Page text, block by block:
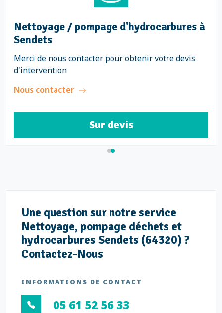
Nettoyage / pompage d'hydrocarbures à
Sendets
Merci de nous contacter pour obtenir votre devis
d'intervention
Nous contacter
Sur devis
Une question sur notre service
Nettoyage, pompage déchets et
hydrocarbures Sendets (64320) ?
Contactez-Nous
INFORMATIONS DE CONTACT
05 61 52 56 33